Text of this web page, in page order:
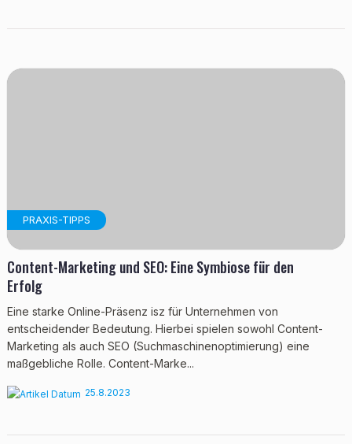
PRAXIS-TIPPS
Content-Marketing und SEO: Eine Symbiose für den
Erfolg
Eine starke Online-Präsenz isz für Unternehmen von
entscheidender Bedeutung. Hierbei spielen sowohl Content-
Marketing als auch SEO (Suchmaschinenoptimierung) eine
maßgebliche Rolle. Content-Marke...
25.8.2023